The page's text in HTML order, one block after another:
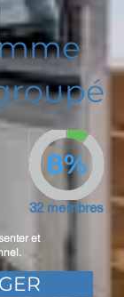
et
32 membres
8%